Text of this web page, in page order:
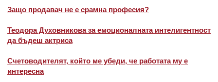
Защо продавач не е срамна професия?
Теодора Духовникова за емоционалната интелигентност
да бъдеш актриса
Счетоводителят, който ме убеди, че работата му е
интересна